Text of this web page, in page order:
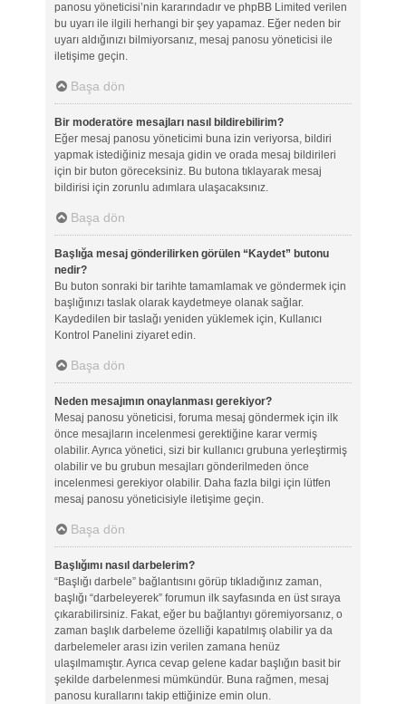
panosu yöneticisi’nin kararındadır ve phpBB Limited verilen
bu uyarı ile ilgili herhangi bir şey yapamaz. Eğer neden bir
uyarı aldığınızı bilmiyorsanız, mesaj panosu yöneticisi ile
iletişime geçin.
Başa dön
Bir moderatöre mesajları nasıl bildirebilirim?
Eğer mesaj panosu yöneticimi buna izin veriyorsa, bildiri
yapmak istediğiniz mesaja gidin ve orada mesaj bildirileri
için bir buton göreceksiniz. Bu butona tıklayarak mesaj
bildirisi için zorunlu adımlara ulaşacaksınız.
Başa dön
Başlığa mesaj gönderilirken görülen “Kaydet” butonu
nedir?
Bu buton sonraki bir tarihte tamamlamak ve göndermek için
başlığınızı taslak olarak kaydetmeye olanak sağlar.
Kaydedilen bir taslağı yeniden yüklemek için, Kullanıcı
Kontrol Panelini ziyaret edin.
Başa dön
Neden mesajımın onaylanması gerekiyor?
Mesaj panosu yöneticisi, foruma mesaj göndermek için ilk
önce mesajların incelenmesi gerektiğine karar vermiş
olabilir. Ayrıca yönetici, sizi bir kullanıcı grubuna yerleştirmiş
olabilir ve bu grubun mesajları gönderilmeden önce
incelenmesi gerekiyor olabilir. Daha fazla bilgi için lütfen
mesaj panosu yöneticisiyle iletişime geçin.
Başa dön
Başlığımı nasıl darbelerim?
“Başlığı darbele” bağlantısını görüp tıkladığınız zaman,
başlığı “darbeleyerek” forumun ilk sayfasında en üst sıraya
çıkarabilirsiniz. Fakat, eğer bu bağlantıyı göremiyorsanız, o
zaman başlık darbeleme özelliği kapatılmış olabilir ya da
darbelemeler arası izin verilen zamana henüz
ulaşılmamıştır. Ayrıca cevap gelene kadar başlığın basit bir
şekilde darbelenmesi mümkündür. Buna rağmen, mesaj
panosu kurallarını takip ettiğinize emin olun.